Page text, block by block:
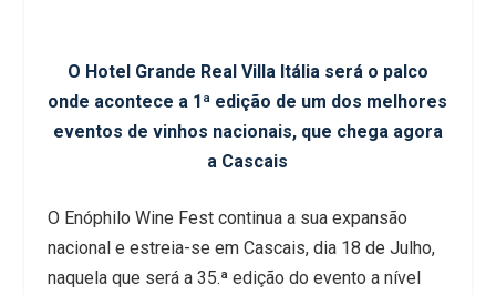
O Hotel Grande Real Villa Itália será o palco
onde acontece a 1ª edição de um dos melhores
eventos de vinhos nacionais, que chega agora
a Cascais
O Enóphilo Wine Fest continua a sua expansão
nacional e estreia-se em Cascais, dia 18 de Julho,
naquela que será a 35.ª edição do evento a nível